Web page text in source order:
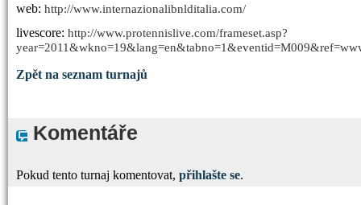
web: http://www.internazionalibnlditalia.com/
livescore: http://www.protennislive.com/frameset.asp?
Zpět na seznam turnajů
Komentáře
Pokud tento turnaj komentovat, přihlašte se.